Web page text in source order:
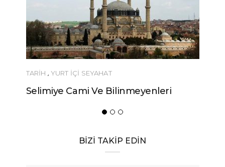
YEME-İÇME
Urfa’nın Birbirinden Lezzetli 10
BİZİ TAKİP EDİN